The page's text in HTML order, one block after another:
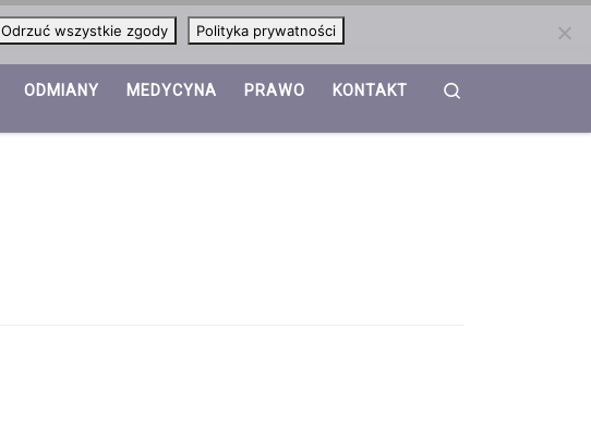
ODMIANY MEDYCYNA PRAWO KONTAKT
Odrzuć wszystkie zgody Polityka prywatności